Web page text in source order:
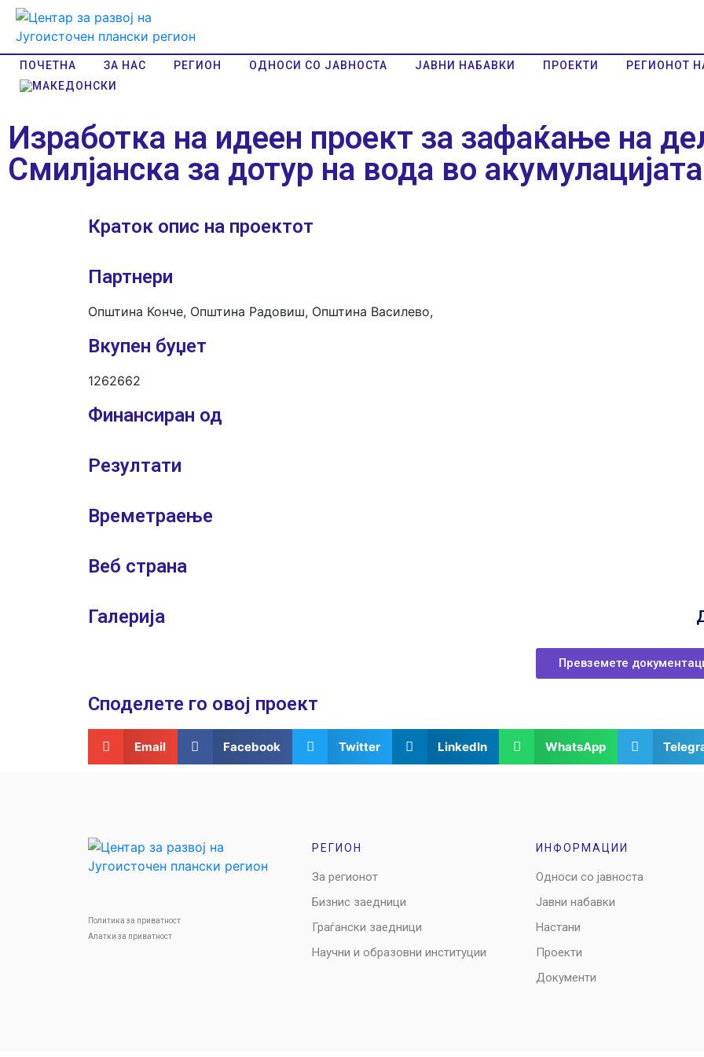
ПОЧЕТНА ЗА НАС РЕГИОН ОДНОСИ СО ЈАВНОСТА ЈАВНИ НАБАВКИ ПРОЕКТИ РЕГИОНОТ
Изработка на идеен проект за зафаќање на
Смилјанска за дотур на вода во
Краток опис на проектот
Партнери
Општина Конче, Општина Радовиш, Општина Василево,
Вкупен буџет
1262662
Финансиран од
Резултати
Времетраење
Веб страна
Галерија
Превземете
Споделeте го овој проект
Email Facebook Twitter LinkedIn WhatsApp
Политика за приватност
Алатки за приватност
РЕГИОН
За регионот
Бизнис заедници
Граѓански заедници
Научни и образовни институции
ИНФОРМАЦИИ
Односи со јавноста
Јавни набавки
Настани
Проекти
Документи